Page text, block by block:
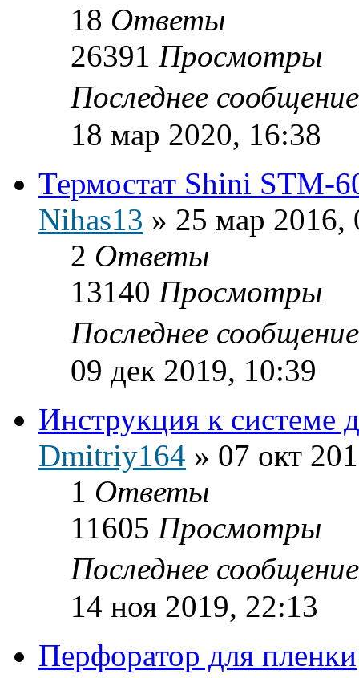
18 Ответы
26391 Просмотры
Последнее
18 мар 2020, 16:38
Термостат Shini STM-
Nihas13 » 25 мар 2016,
2 Ответы
13140 Просмотры
Последнее
09 дек 2019, 10:39
Инструкция к системе
Dmitriy164 » 07 окт
1 Ответы
11605 Просмотры
Последнее
14 ноя 2019, 22:13
Перфоратор для пленки